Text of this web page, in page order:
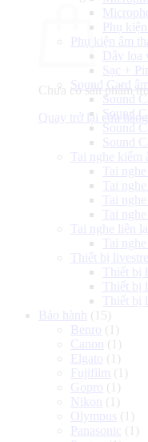
Chưa có sản phẩm
Quay trở lại cửa hàng
Phụ
Phụ kiện âm
Dây loa
Sạc +
Sound Card
Sound
Sound
Sound
Sound
Tai nghe kiểm
Tai
Tai
Tai
Tai
Tai nghe liên
Tai
Thiết bị
Thiết bị
Thiết bị
Thiết bị
Bảo hành
(15)
Benro (1)
Canon
(1)
Elgato (1)
Fujifilm (1)
Gopro (1)
Nikon
(1)
Olympus (1)
Panasonic (1)